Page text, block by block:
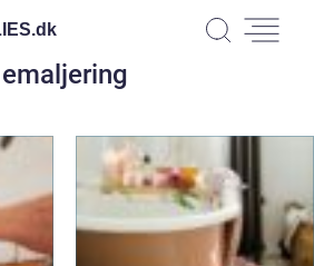
dk
emaljering